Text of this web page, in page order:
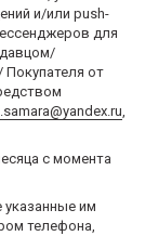
и/или push-
для
Покупателя от
,
с момента
им
телефона,